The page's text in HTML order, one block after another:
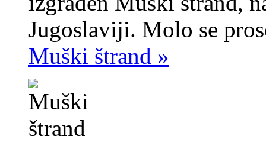
Jugoslaviji. Molo se
Muški štrand »